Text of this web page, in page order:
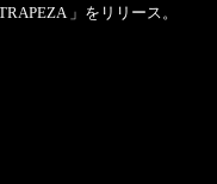
」をリリース。